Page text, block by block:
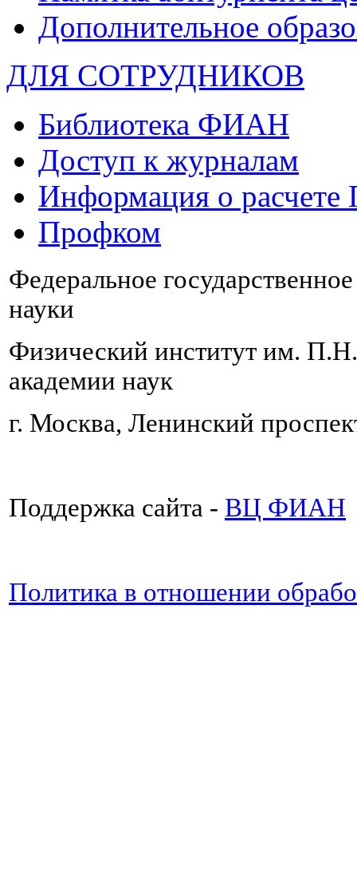
Дополнительное
ДЛЯ СОТРУДНИКОВ
Библиотека ФИАН
Доступ к журналам
Информация о
Профком
Федеральное
науки
Физический институт им.
академии наук
г. Москва, Ленинский
Поддержка сайта - ВЦ ФИАН
Политика в отношении